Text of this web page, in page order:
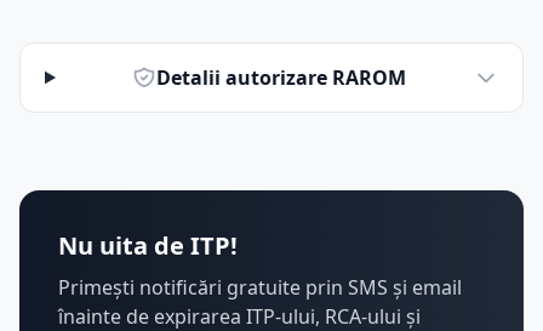
Detalii autorizare RAROM
Nu uita de ITP!
Primești notificări gratuite prin SMS și email
înainte de expirarea ITP-ului, RCA-ului și